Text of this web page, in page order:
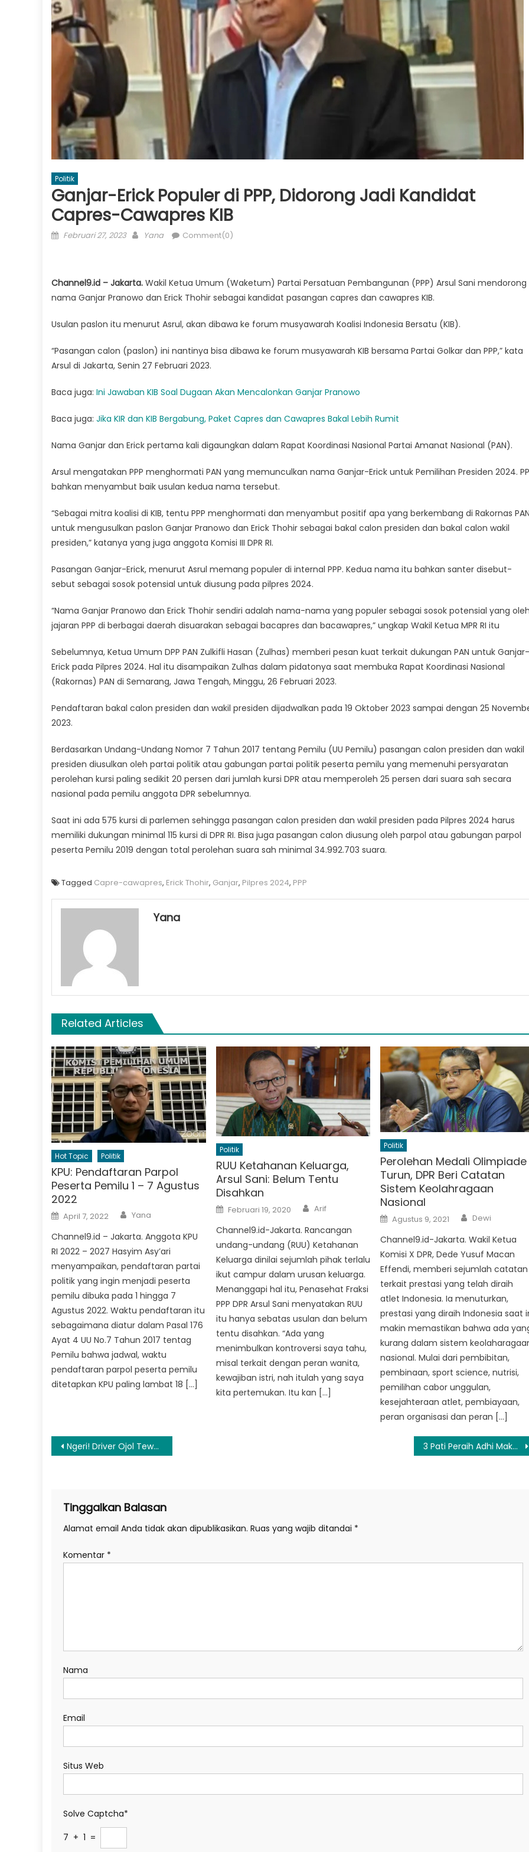
Politik
Ganjar-Erick Populer di PPP, Didorong Jadi Kandidat
Capres-Cawapres KIB
Posted
Februari 27, 2023 Author
Yana Comment(0)
Channel9.id – Jakarta. Wakil Ketua Umum (Waketum) Partai Persatuan Pembangunan (PPP) Arsul Sani mendorong
nama Ganjar Pranowo dan Erick Thohir sebagai kandidat pasangan capres dan cawapres KIB.
Usulan paslon itu menurut Asrul, akan dibawa ke forum musyawarah Koalisi Indonesia Bersatu (KIB).
“Pasangan calon (paslon) ini nantinya bisa dibawa ke forum musyawarah KIB bersama Partai Golkar dan PPP,” kata
Arsul di Jakarta, Senin 27 Februari 2023.
Baca juga: Ini Jawaban KIB Soal Dugaan Akan Mencalonkan Ganjar Pranowo
Baca juga: Jika KIR dan KIB Bergabung, Paket Capres dan Cawapres Bakal Lebih Rumit
Nama Ganjar dan Erick pertama kali digaungkan dalam Rapat Koordinasi Nasional Partai Amanat Nasional (PAN).
Arsul mengatakan PPP menghormati PAN yang memunculkan nama Ganjar-Erick untuk Pemilihan Presiden 2024.
bahkan menyambut baik usulan kedua nama tersebut.
“Sebagai mitra koalisi di KIB, tentu PPP menghormati dan menyambut positif apa yang berkembang di Rakornas
untuk mengusulkan paslon Ganjar Pranowo dan Erick Thohir sebagai bakal calon presiden dan bakal calon wakil
presiden,” katanya yang juga anggota Komisi III DPR RI.
Pasangan Ganjar-Erick, menurut Asrul memang populer di internal PPP. Kedua nama itu bahkan santer disebut-
sebut sebagai sosok potensial untuk diusung pada pilpres 2024.
“Nama Ganjar Pranowo dan Erick Thohir sendiri adalah nama-nama yang populer sebagai sosok potensial yang
jajaran PPP di berbagai daerah disuarakan sebagai bacapres dan bacawapres,” ungkap Wakil Ketua MPR RI itu
Sebelumnya, Ketua Umum DPP PAN Zulkifli Hasan (Zulhas) memberi pesan kuat terkait dukungan PAN untuk Ganjar-
Erick pada Pilpres 2024. Hal itu disampaikan Zulhas dalam pidatonya saat membuka Rapat Koordinasi Nasional
(Rakornas) PAN di Semarang, Jawa Tengah, Minggu, 26 Februari 2023.
Pendaftaran bakal calon presiden dan wakil presiden dijadwalkan pada 19 Oktober 2023 sampai dengan 25
2023.
Berdasarkan Undang-Undang Nomor 7 Tahun 2017 tentang Pemilu (UU Pemilu) pasangan calon presiden dan wakil
presiden diusulkan oleh partai politik atau gabungan partai politik peserta pemilu yang memenuhi persyaratan
perolehan kursi paling sedikit 20 persen dari jumlah kursi DPR atau memperoleh 25 persen dari suara sah secara
nasional pada pemilu anggota DPR sebelumnya.
Saat ini ada 575 kursi di parlemen sehingga pasangan calon presiden dan wakil presiden pada Pilpres 2024 harus
memiliki dukungan minimal 115 kursi di DPR RI. Bisa juga pasangan calon diusung oleh parpol atau gabungan parpol
peserta Pemilu 2019 dengan total perolehan suara sah minimal 34.992.703 suara.
Tagged Capre-cawapres, Erick Thohir, Ganjar, Pilpres 2024, PPP
Yana
Related Articles
Hot Topic Politik
KPU: Pendaftaran Parpol
Peserta Pemilu 1 – 7 Agustus
2022
Posted
on
April 7, 2022 Author
Yana
Channel9.id – Jakarta. Anggota KPU
RI 2022 – 2027 Hasyim Asy’ari
menyampaikan, pendaftaran partai
politik yang ingin menjadi peserta
pemilu dibuka pada 1 hingga 7
Agustus 2022. Waktu pendaftaran itu
sebagaimana diatur dalam Pasal 176
Ayat 4 UU No.7 Tahun 2017 tentag
Pemilu bahwa jadwal, waktu
pendaftaran parpol peserta pemilu
ditetapkan KPU paling lambat 18 […]
Politik
RUU Ketahanan Keluarga,
Arsul Sani: Belum Tentu
Disahkan
Posted
on
Februari 19, 2020 Author
Arif
Channel9.id-Jakarta. Rancangan
undang-undang (RUU) Ketahanan
Keluarga dinilai sejumlah pihak terlalu
ikut campur dalam urusan keluarga.
Menanggapi hal itu, Penasehat Fraksi
PPP DPR Arsul Sani menyatakan RUU
itu hanya sebatas usulan dan belum
tentu disahkan. “Ada yang
menimbulkan kontroversi saya tahu,
misal terkait dengan peran wanita,
kewajiban istri, nah itulah yang saya
kita pertemukan. Itu kan […]
Politik
Perolehan Medali Olimpiade
Turun, DPR Beri Catatan
Sistem Keolahragaan
Nasional
Posted
on
Agustus 9, 2021 Author
Dewi
Channel9.id-Jakarta. Wakil Ketua
Komisi X DPR, Dede Yusuf Macan
Effendi, memberi sejumlah catatan
terkait prestasi yang telah diraih
atlet Indonesia. Ia menuturkan,
prestasi yang diraih Indonesia saat
makin memastikan bahwa ada
kurang dalam sistem
nasional. Mulai dari pembibitan,
pembinaan, sport science, nutrisi,
pemilihan cabor unggulan,
kesejahteraan atlet, pembiayaan,
peran organisasi dan peran […]
Navigasi
Ngeri! Driver Ojol Tewas Dibegal Penumpangnya di Kalbar, Kondisinya Mengenaskan 3 Pati Peraih Adhi Makayasa Masuk Daftar Mutasi Kapolri, Begini Jenjang Karirnya
Tinggalkan Balasan
Alamat email Anda tidak akan dipublikasikan. Ruas yang wajib ditandai *
Komentar *
Nama
Email
Situs Web
Solve Captcha*
7 + 1 =